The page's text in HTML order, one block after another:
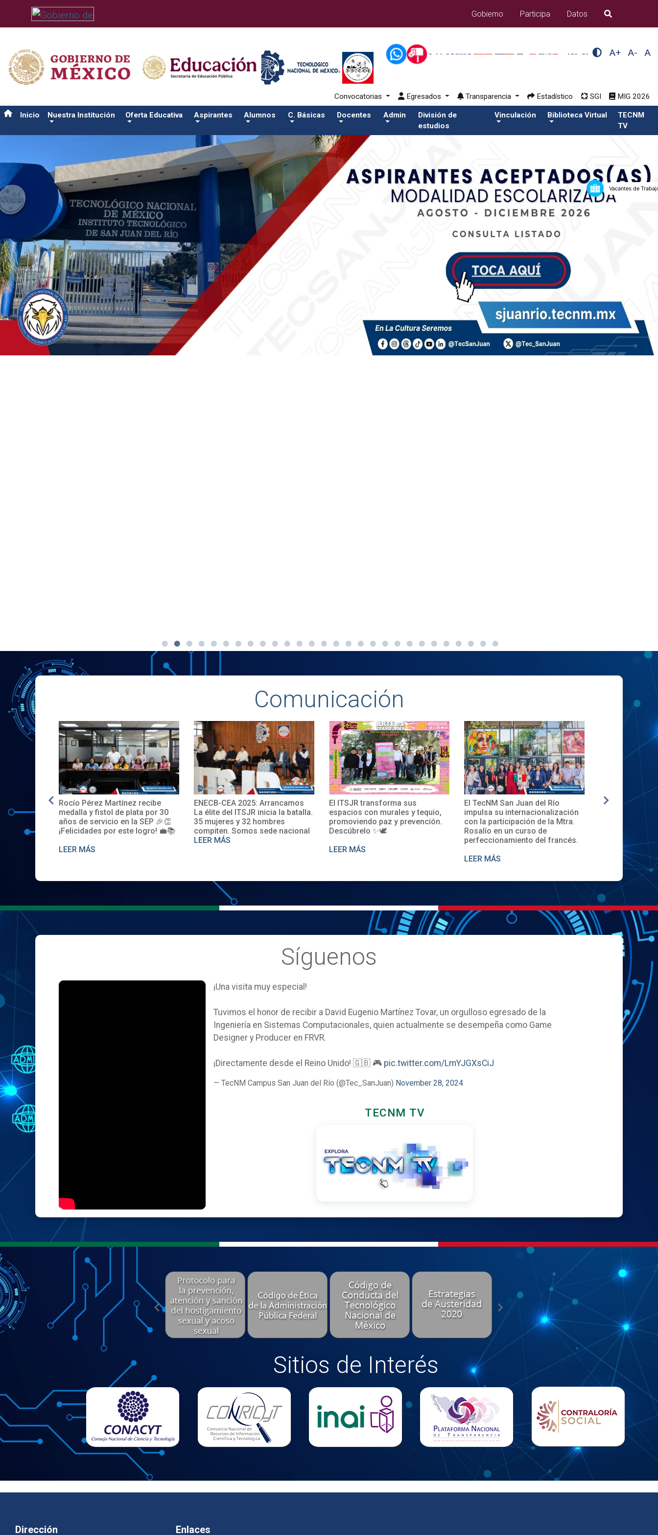
/usr/bin/ruby /www/wwwroot/sjuanrio.tecnm.mx/api/article.rb 43-alumnos/plantilla_tecnmSalida del comando:
Gobierno
Participa Datos B�squeda
A+ A- A
Convocatorias Egresados Transparencia Estadístico SGI MIG 2026
Inicio Nuestra Institución Oferta Educativa Aspirantes Alumnos C. Básicas Docentes Admin
División de
estudios
Vinculación Biblioteca Virtual
TECNM
TV
Comunicación
Rocío Pérez Martínez recibe
medalla y fistol de plata por 30
años de servicio en la SEP 🎉👏
¡Felicidades por este logro! 💼📚
LEER MÁS
ENECB-CEA 2025: Arrancamos
La élite del ITSJR inicia la batalla.
35 mujeres y 32 hombres
compiten. Somos sede nacional
LEER MÁS
El ITSJR transforma sus
espacios con murales y tequio,
promoviendo paz y prevención.
Descúbrelo ✨🕊
LEER MÁS
El TecNM San Juan del Río
impulsa su internacionalización
con la participación de la Mtra.
Rosalío en un curso de
perfeccionamiento del francés.
LEER MÁS
✨🎓Toma de
Síguenos
¡Una visita muy especial!
Tuvimos el honor de recibir a David Eugenio Martínez Tovar, un orgulloso egresado de la
Ingeniería en Sistemas Computacionales, quien actualmente se desempeña como Game
Designer y Producer en FRVR.
¡Directamente desde el Reino Unido! 🇬🇧 🎮 pic.twitter.com/LmYJGXsCiJ
— TecNM Campus San Juan del Río (@Tec_SanJuan) November 28, 2024
TECNM TV
Sitios de Interés
Dirección Enlaces